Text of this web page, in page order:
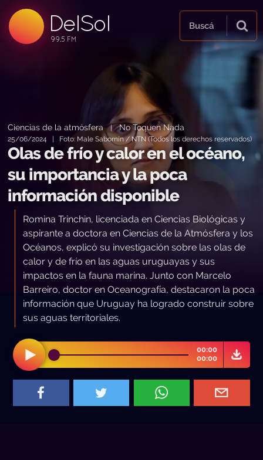
DelSol
99.5 FM
99.5 FM
99.5 FM
Buscá
Ciencias de la atmósfera|No Toquen Nada
25/06/2024 | Foto: Male Sabornín / NTN (Todos los derechos reservados)
Olas de frío y calor en el océano,
su importancia y la poca
información disponible
Romina Trinchin, licenciada en Ciencias Biológicas y
aspirante a doctora en Ciencias de la Atmósfera y los
Océanos, explicó su investigación sobre las olas de
calor y de frío en las aguas uruguayas y sus
impactos en la fauna marina. Junto con Marcelo
Barreiro, doctor en Oceanografía, destacaron la poca
información que Uruguay ha logrado construir sobre
sus aguas territoriales.
00:00
00:00